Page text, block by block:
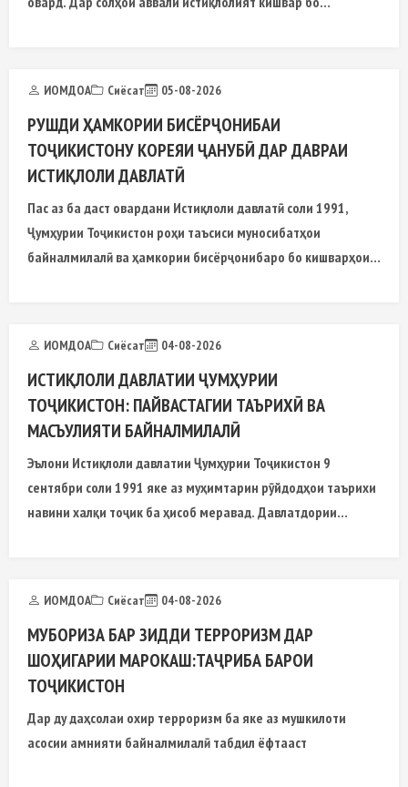
ИОМДОА Сиёсат 05-08-2026
РУШДИ ҲАМКОРИИ БИСЁРҶОНИБАИ
ТОҶИКИСТОНУ КОРЕЯИ ҶАНУБӢ ДАР ДАВРАИ
ИСТИҚЛОЛИ ДАВЛАТӢ
Пас аз ба даст овардани Истиқлоли давлатӣ соли 1991,
Ҷумҳурии Тоҷикистон роҳи таъсиси муносибатҳои
байналмилалӣ ва ҳамкории бисёрҷонибаро бо кишварҳои
ИОМДОА Сиёсат 04-08-2026
ИСТИҚЛОЛИ ДАВЛАТИИ ҶУМҲУРИИ
ТОҶИКИСТОН: ПАЙВАСТАГИИ ТАЪРИХӢ ВА
МАСЪУЛИЯТИ БАЙНАЛМИЛАЛӢ
Эълони Истиқлоли давлатии Ҷумҳурии Тоҷикистон 9
сентябри соли 1991 яке аз муҳимтарин рӯйдодҳои таърихи
навини халқи тоҷик ба ҳисоб меравад. Давлатдории
ИОМДОА Сиёсат 04-08-2026
МУБОРИЗА БАР ЗИДДИ ТЕРРОРИЗМ ДАР
ШОҲИГАРИИ МАРОКАШ:ТАҶРИБА БАРОИ
ТОҶИКИСТОН
Дар ду даҳсолаи охир терроризм ба яке аз мушкилоти
асосии амнияти байналмилалӣ табдил ёфтааст